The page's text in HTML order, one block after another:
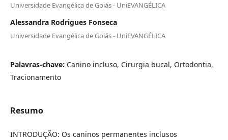
Universidade Evangélica de Goiás - UniEVANGÉLICA
Alessandra Rodrigues Fonseca
Universidade Evangélica de Goiás - UniEVANGÉLICA
Palavras-chave: Canino incluso, Cirurgia bucal, Ortodontia,
Tracionamento
Resumo
INTRODUÇÃO: Os caninos permanentes inclusos